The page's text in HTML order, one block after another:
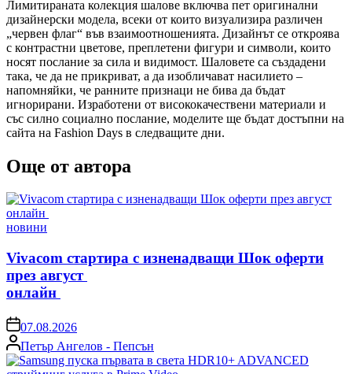
Лимитираната колекция шалове включва пет оригинални
дизайнерски модела, всеки от които визуализира различен
„червен флаг“ във взаимоотношенията. Дизайнът се откроява
с контрастни цветове, преплетени фигури и символи, които
носят послание за сила и видимост. Шаловете са създадени
така, че да не прикриват, а да изобличават насилието –
напомняйки, че ранните признаци не бива да бъдат
игнорирани. Изработени от висококачествени материали и
със силно социално послание, моделите ще бъдат достъпни на
сайта на Fashion Days в следващите дни.
Още от автора
Posted
новини
Vivacom стартира с изненадващи Шок оферти
през август
онлайн
on07.08.2026
Posted
by
Петър Ангелов - Пепсън